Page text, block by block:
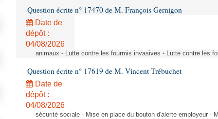
Question écrite n° 17470 de M. François Gernigon
Date de
dépôt :
04/08/2026
animaux - Lutte contre les fourmis invasives - Lutte contre les
Question écrite n° 17619 de M. Vincent Trébuchet
Date de
dépôt :
04/08/2026
sécurité sociale - Mise en place du bouton d'alerte employeur -